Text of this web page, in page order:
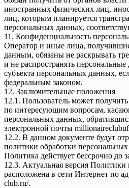
иностранных физических лиц,
лиц, которым планируется
персональных данных,
11. Конфиденциальность
Оператор и иные лица,
данным, обязаны не раскрывать
и не распространять персональные
субъекта персональных данных,
федеральным законом.
12. Заключительные положения
12.1. Пользователь может
по интересующим вопросам,
персональных данных,
электронной почты
12.2. В данном документе будут
политики обработки
Политика действует бессрочно до
12.3. Актуальная версия Политики
расположена в сети Интернет по
club.ru/.